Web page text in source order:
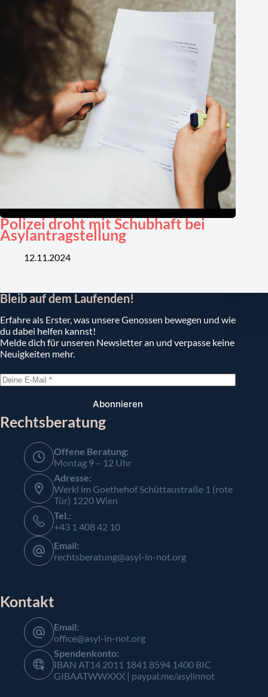
Polizei droht mit Schubhaft bei
Asylantragstellung
12.11.2024
Bleib auf dem Laufenden!
Erfahre als Erster, was unsere Genossen bewegen und wie
du dabei helfen kannst!
Melde dich für unseren Newsletter an und verpasse keine
Neuigkeiten mehr.
Abonnieren
Rechtsberatung
Offene Beratung:
Montag 9 – 12 Uhr
Adresse:
Werkl im Goethehof Schüttaustraße 1 (rote
Tür) 1220 Wien
Tel.:
+43 1 408 42 10
Email:
rechtsberatung@asyl-in-not.org
Kontakt
Email:
office@asyl-in-not.org
Spendenkonto:
IBAN AT14 2011 1841 8594 1400 BIC
GIBAATWWXXX | paypal.me/asylinnot